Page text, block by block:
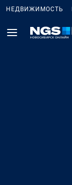
НЕДВИЖИМОСТЬ